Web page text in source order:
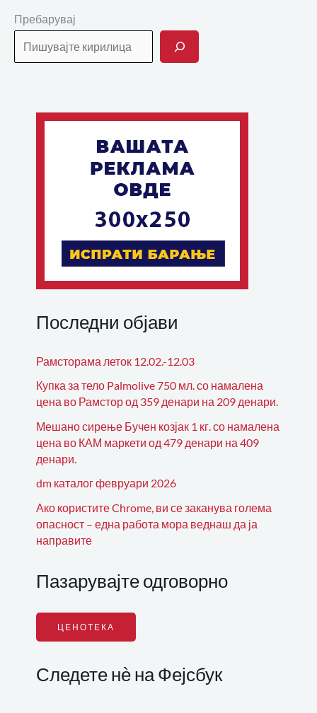
Пребарувај
Последни објави
Рамсторама леток 12.02.-12.03
Купка за тело Palmolive 750 мл. со намалена
цена во Рамстор од 359 денари на 209 денари.
Мешано сирење Бучен козјак 1 кг. со намалена
цена во КАМ маркети од 479 денари на 409
денари.
dm каталог февруари 2026
Ако користите Chrome, ви се заканува голема
опасност – една работа мора веднаш да ја
направите
Пазарувајте одговорно
ЦЕНОТЕКА
Следете нѐ на Фејсбук